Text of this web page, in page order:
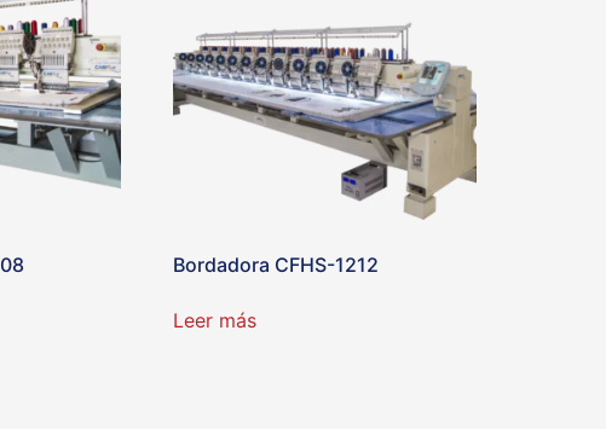
Bordadora CFHS-1212
Leer más